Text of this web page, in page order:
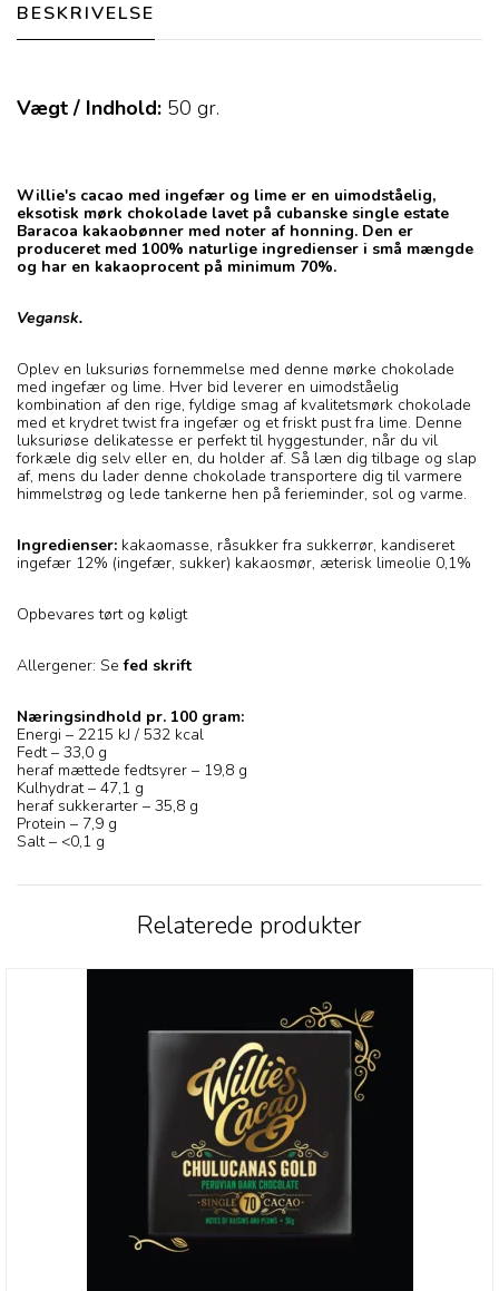
BESKRIVELSE
Vægt / Indhold: 50 gr.
Willie's cacao med ingefær og lime er en uimodståelig,
eksotisk mørk chokolade lavet på cubanske single estate
Baracoa kakaobønner med noter af honning. Den er
produceret med 100% naturlige ingredienser i små mængde
og har en kakaoprocent på minimum 70%.
Vegansk.
Oplev en luksuriøs fornemmelse med denne mørke chokolade
med ingefær og lime. Hver bid leverer en uimodståelig
kombination af den rige, fyldige smag af kvalitetsmørk chokolade
med et krydret twist fra ingefær og et friskt pust fra lime. Denne
luksuriøse delikatesse er perfekt til hyggestunder, når du vil
forkæle dig selv eller en, du holder af. Så læn dig tilbage og slap
af, mens du lader denne chokolade transportere dig til varmere
himmelstrøg og lede tankerne hen på ferieminder, sol og varme.
Ingredienser: kakaomasse, råsukker fra sukkerrør, kandiseret
ingefær 12% (ingefær, sukker) kakaosmør, æterisk limeolie 0,1%
Opbevares tørt og køligt
Allergener: Sefed skrift
Næringsindhold pr. 100 gram:
Energi – 2215 kJ / 532 kcal
Fedt – 33,0 g
heraf mættede fedtsyrer – 19,8 g
Kulhydrat – 47,1 g
heraf sukkerarter – 35,8 g
Protein – 7,9 g
Salt – <0,1 g
Relaterede produkter